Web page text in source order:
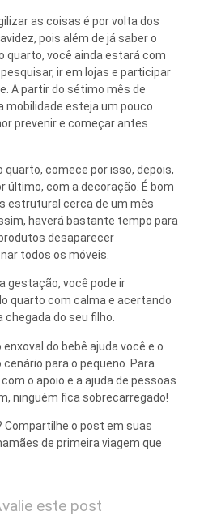
as coisas é por volta dos
pois além de já saber o
quarto, você ainda estará com
ir em lojas e participar
A partir do sétimo mês de
mobilidade esteja um pouco
prevenir e começar antes
comece por isso, depois,
último, com a decoração. É bom
estrutural cerca de um mês
haverá bastante tempo para
desaparecer
todos os móveis.
gestação, você pode ir
quarto com calma e acertando
do seu filho.
do bebê ajuda você e o
para o pequeno. Para
o apoio e a ajuda de pessoas
ninguém fica sobrecarregado!
Compartilhe o post em suas
de primeira viagem que
este post